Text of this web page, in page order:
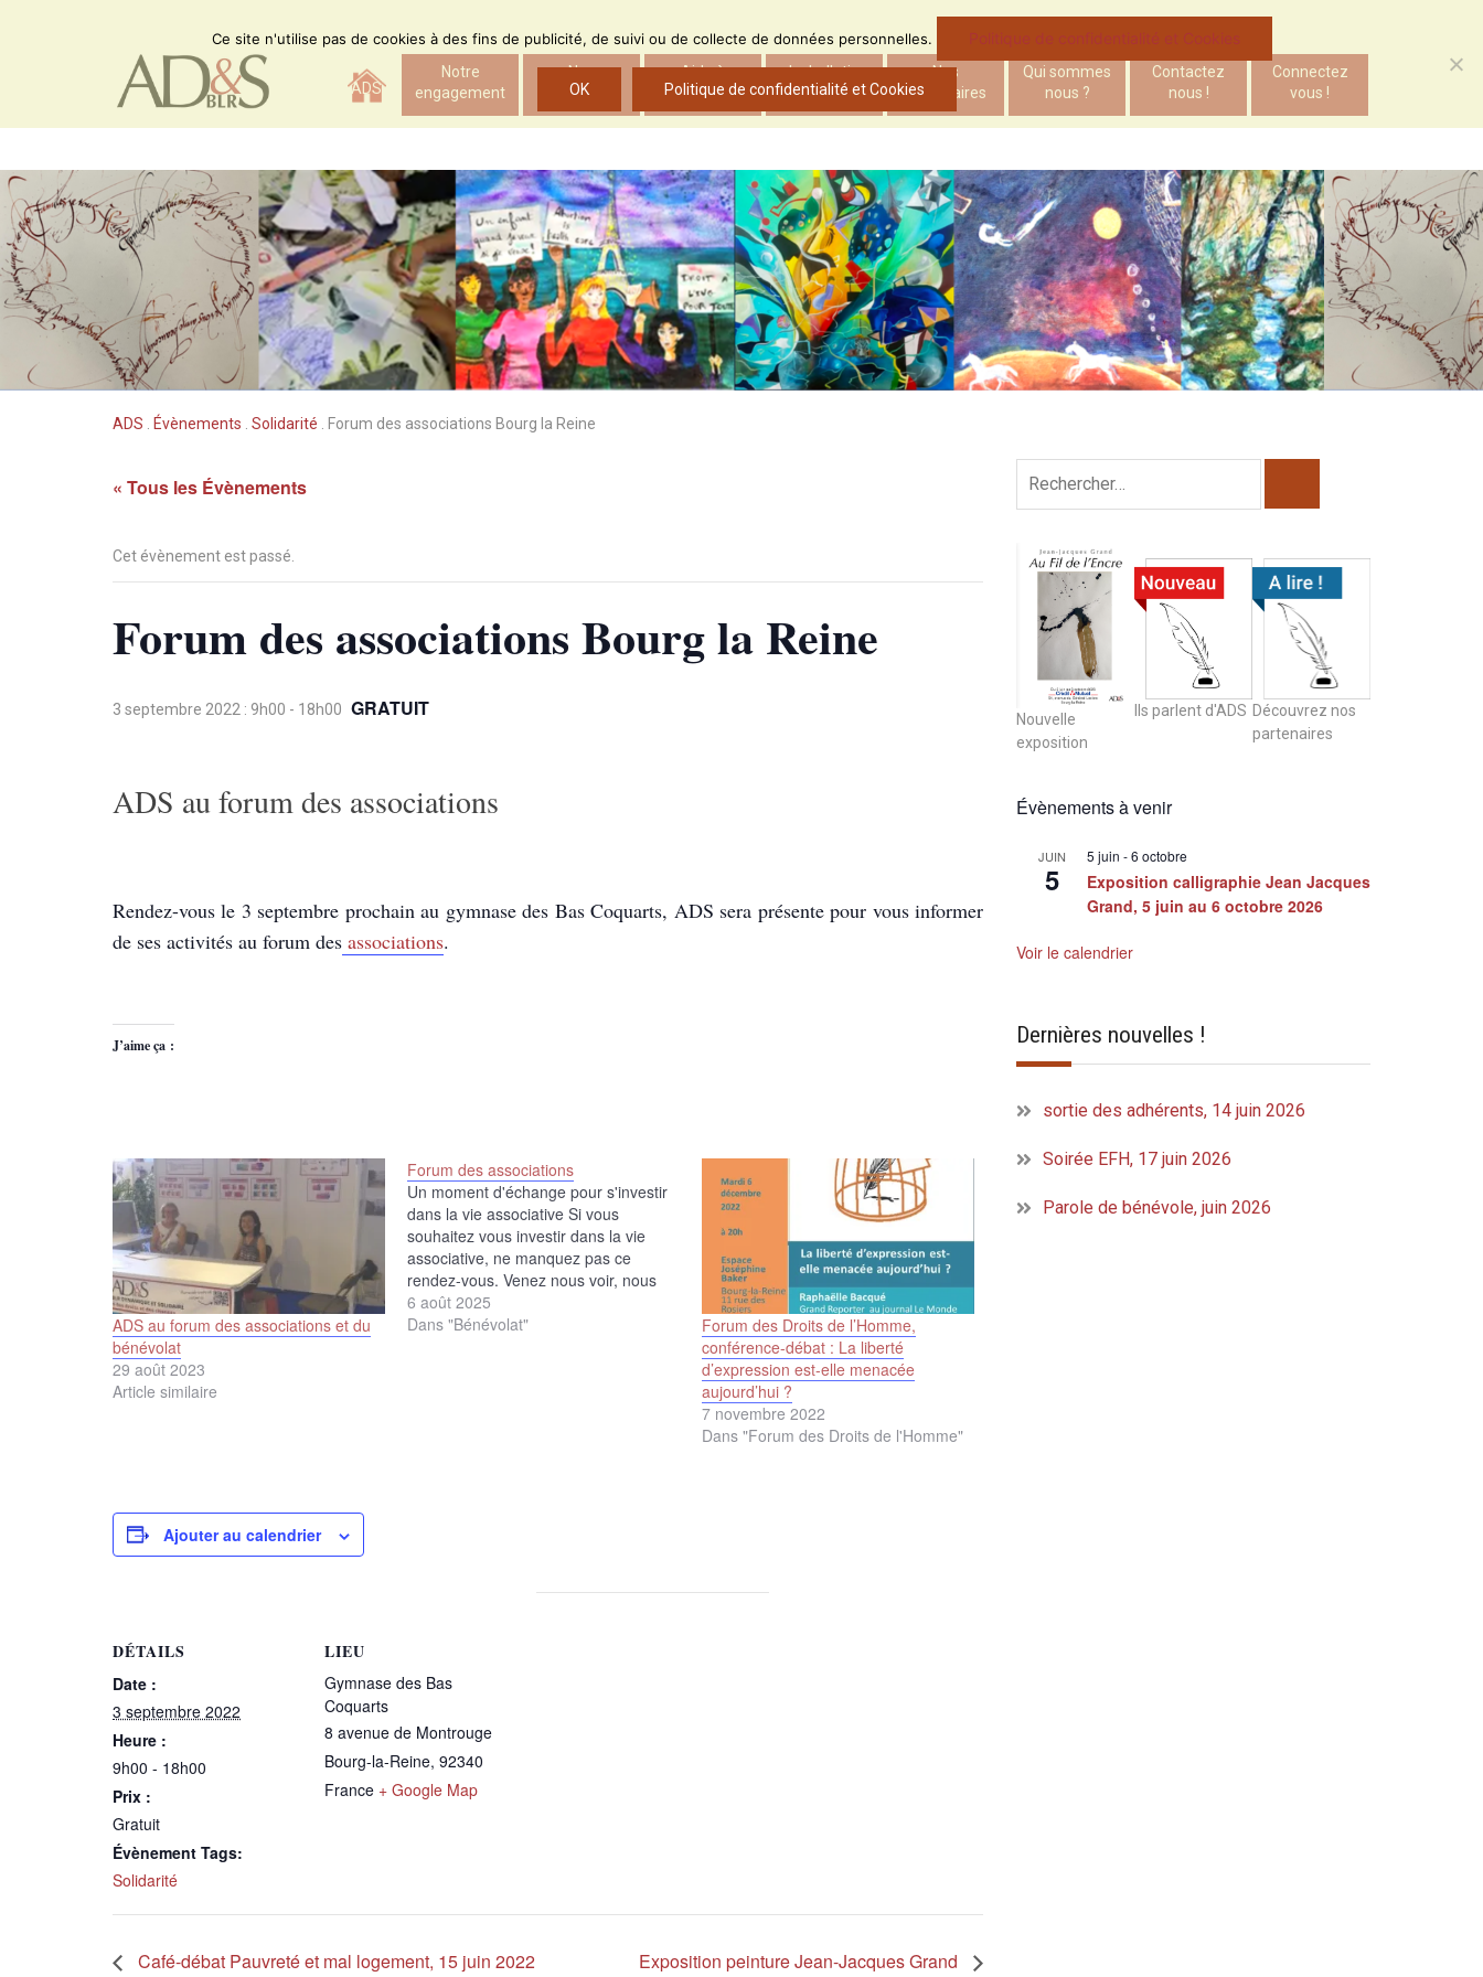
ADS
Notre
engagement
Nos
actions
Aide à
l’insertion
Le bulletin
d’ADS
Nos
partenaires
Qui sommes
nous ?
Contactez
nous !
Connectez
vous !
ADS Évènements Solidarité Forum des associations Bourg la Reine
« Tous les Évènements
Cet évènement est passé.
Forum des associations Bourg la Reine
3 septembre 2022 : 9h00 - 18h00 GRATUIT
ADS au forum des associations
Rendez-vous le 3 septembre prochain au gymnase des Bas Coquarts, ADS sera présente pour vous informer
de ses activités au forum des associations.
J’aime ça :
ADS au forum des associations et du
bénévolat
29 août 2023
Article similaire
Forum des associations
Un moment d'échange pour s'investir
dans la vie associative Si vous
souhaitez vous investir dans la vie
associative, ne manquez pas ce
rendez-vous. Venez nous voir, nous
serons présents pour vous accueillir.
6 août 2025
Dans "Bénévolat"
Forum des Droits de l’Homme,
conférence-débat : La liberté
d’expression est-elle menacée
aujourd’hui ?
7 novembre 2022
Dans "Forum des Droits de l'Homme"
Ajouter au calendrier
DÉTAILS
Date :
3 septembre 2022
Heure :
9h00 - 18h00
Prix :
Gratuit
Évènement Tags:
Solidarité
LIEU
Gymnase des Bas
Coquarts
8 avenue de Montrouge
Bourg-la-Reine, 92340
France + Google Map
Café-débat Pauvreté et mal logement, 15 juin 2022 Exposition peinture Jean-Jacques Grand
Nouvelle
exposition
Ils parlent d'ADS Découvrez nos
partenaires
Évènements à venir
JUIN
5
5 juin -6 octobre
Exposition calligraphie Jean Jacques
Grand, 5 juin au 6 octobre 2026
Voir le calendrier
Dernières nouvelles !
sortie des adhérents, 14 juin 2026
Soirée EFH, 17 juin 2026
Parole de bénévole, juin 2026
Ce site n'utilise pas de cookies à des fins de publicité, de suivi ou de collecte de données personnelles. Politique de confidentialité et Cookies
OK Politique de confidentialité et Cookies